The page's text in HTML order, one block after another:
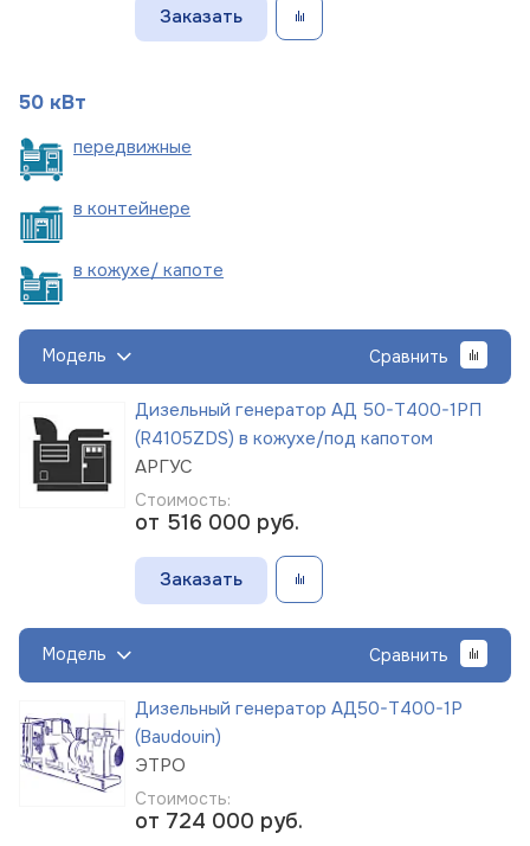
Заказать
50 кВт
передвижные
в контейнере
в кожухе/ капоте
Модель Сравнить
Дизельный генератор АД 50-Т400-1РП
(R4105ZDS) в кожухе/под капотом
АРГУС
Стоимость:
от 516 000 руб.
Заказать
Модель Сравнить
Дизельный генератор АД50-Т400-1Р
(Baudouin)
ЭТРО
Стоимость:
от 724 000 руб.